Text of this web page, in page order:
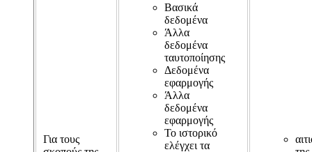
Για τους
Βασικά
δεδομένα
Άλλα
δεδομένα
ταυτοποίησης
Δεδομένα
εφαρμογής
Άλλα
δεδομένα
εφαρμογής
Το ιστορικό
ελέγχει τα